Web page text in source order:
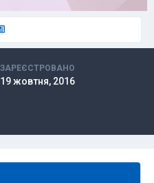
ЗАРЕЄСТРОВАНО
19 жовтня, 2016